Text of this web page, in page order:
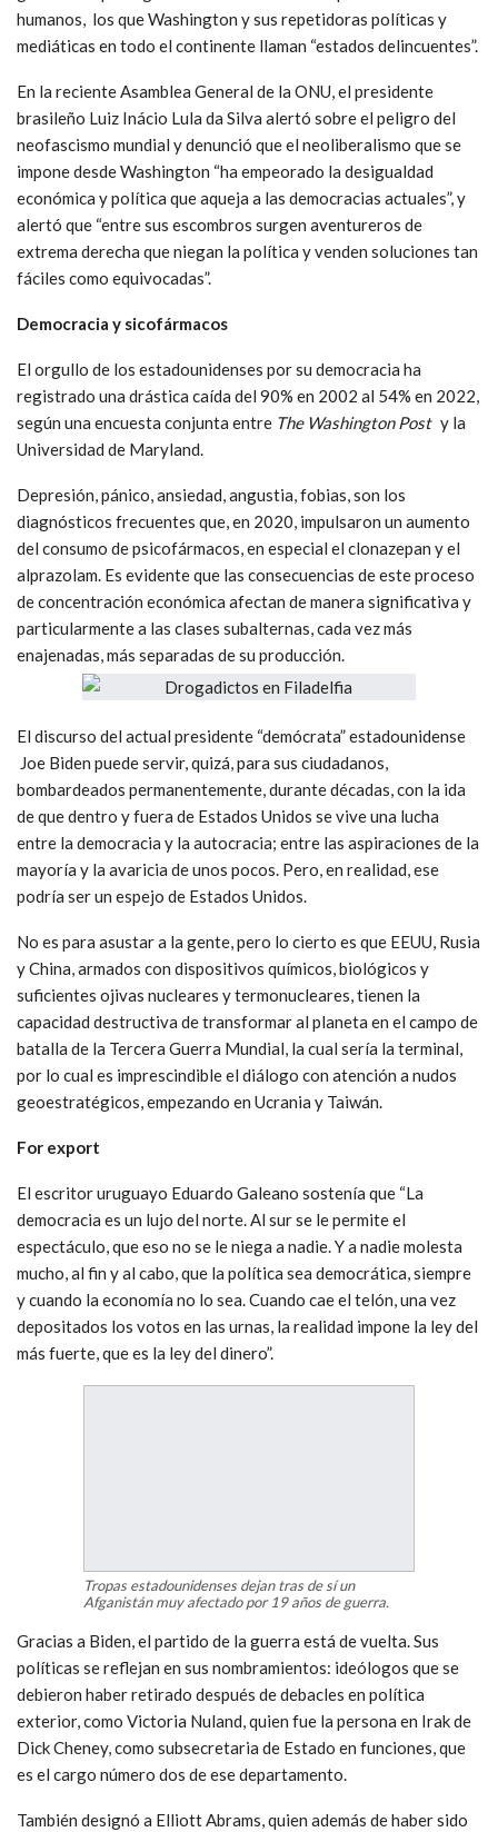
humanos, los que Washington y sus repetidoras políticas y
mediáticas en todo el continente llaman “estados delincuentes”.
En la reciente Asamblea General de la ONU, el presidente
brasileño Luiz Inácio Lula da Silva alertó sobre el peligro del
neofascismo mundial y denunció que el neoliberalismo que se
impone desde Washington “ha empeorado la desigualdad
económica y política que aqueja a las democracias actuales”, y
alertó que “entre sus escombros surgen aventureros de
extrema derecha que niegan la política y venden soluciones tan
fáciles como equivocadas”.
Democracia y sicofármacos
El orgullo de los estadounidenses por su democracia ha
registrado una drástica caída del 90% en 2002 al 54% en 2022,
según una encuesta conjunta entre The Washington Posty la
Universidad de Maryland.
Depresión, pánico, ansiedad, angustia, fobias, son los
diagnósticos frecuentes que, en 2020, impulsaron un aumento
del consumo de psicofármacos, en especial el clonazepan y el
alprazolam. Es evidente que las consecuencias de este proceso
de concentración económica afectan de manera significativa y
particularmente a las clases subalternas, cada vez más
enajenadas, más separadas de su producción.
El discurso del actual presidente “demócrata” estadounidense
Joe Biden puede servir, quizá, para sus ciudadanos,
bombardeados permanentemente, durante décadas, con la ida
de que dentro y fuera de Estados Unidos se vive una lucha
entre la democracia y la autocracia; entre las aspiraciones de la
mayoría y la avaricia de unos pocos. Pero, en realidad, ese
podría ser un espejo de Estados Unidos.
No es para asustar a la gente, pero lo cierto es que EEUU, Rusia
y China, armados con dispositivos químicos, biológicos y
suficientes ojivas nucleares y termonucleares, tienen la
capacidad destructiva de transformar al planeta en el campo de
batalla de la Tercera Guerra Mundial, la cual sería la terminal,
por lo cual es imprescindible el diálogo con atención a nudos
geoestratégicos, empezando en Ucrania y Taiwán.
For export
El escritor uruguayo Eduardo Galeano sostenía que “La
democracia es un lujo del norte. Al sur se le permite el
espectáculo, que eso no se le niega a nadie. Y a nadie molesta
mucho, al fin y al cabo, que la política sea democrática, siempre
y cuando la economía no lo sea. Cuando cae el telón, una vez
depositados los votos en las urnas, la realidad impone la ley del
más fuerte, que es la ley del dinero”.
Tropas estadounidenses dejan tras de sí un
Afganistán muy afectado por 19 años de guerra.
Gracias a Biden, el partido de la guerra está de vuelta. Sus
políticas se reflejan en sus nombramientos: ideólogos que se
debieron haber retirado después de debacles en política
exterior, como Victoria Nuland, quien fue la persona en Irak de
Dick Cheney, como subsecretaria de Estado en funciones, que
es el cargo número dos de ese departamento.
También designó a Elliott Abrams, quien además de haber sido